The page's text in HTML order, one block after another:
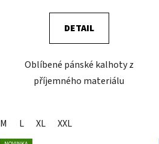
DETAIL
Oblíbené pánské kalhoty z
příjemného materiálu
M L XL XXL